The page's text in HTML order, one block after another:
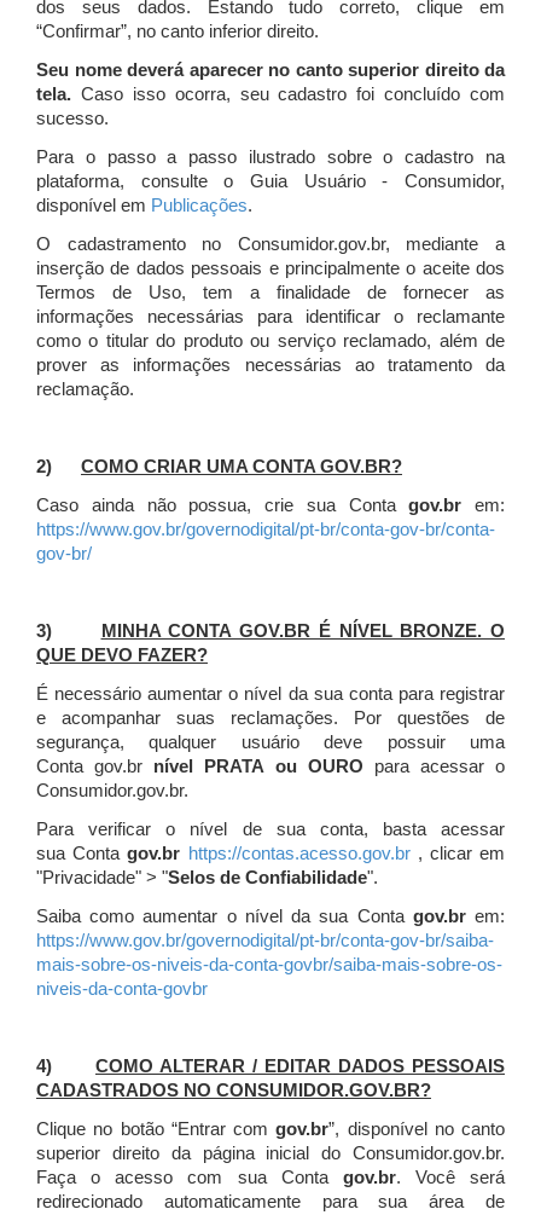
dos seus dados. Estando tudo correto, clique em
“Confirmar”, no canto inferior direito.
Seu nome deverá aparecer no canto superior direito da
tela. Caso isso ocorra, seu cadastro foi concluído com
sucesso.
Para o passo a passo ilustrado sobre o cadastro na
plataforma, consulte o Guia Usuário - Consumidor,
disponível em Publicações.
O cadastramento no Consumidor.gov.br, mediante a
inserção de dados pessoais e principalmente o aceite dos
Termos de Uso, tem a finalidade de fornecer as
informações necessárias para identificar o reclamante
como o titular do produto ou serviço reclamado, além de
prover as informações necessárias ao tratamento da
reclamação.
2) COMO CRIAR UMA CONTA GOV.BR?
Caso ainda não possua, crie sua Contagov.br em:
https://www.gov.br/governodigital/pt-br/conta-gov-br/conta-
gov-br/
3)
MINHA CONTA GOV.BR É NÍVEL BRONZE. O
QUE DEVO FAZER?
É necessário aumentar o nível da sua conta para registrar
e acompanhar suas reclamações. Por questões de
segurança, qualquer usuário deve possuir uma
Conta gov.br nível PRATA ou OURO para acessar o
Consumidor.gov.br.
Para verificar o nível de sua conta, basta acessar
sua Contagov.br https://contas.acesso.gov.br, clicar em
"Privacidade" > "Selos de Confiabilidade".
Saiba como aumentar o nível da sua Conta gov.brem:
https://www.gov.br/governodigital/pt-br/conta-gov-br/saiba-
mais-sobre-os-niveis-da-conta-govbr/saiba-mais-sobre-os-
niveis-da-conta-govbr
4) COMO ALTERAR / EDITAR DADOS PESSOAIS
CADASTRADOS NO CONSUMIDOR.GOV.BR?
Clique no botão “Entrar comgov.br”, disponível no canto
superior direito da página inicial do Consumidor.gov.br.
Faça o acesso com sua Conta gov.br. Você será
redirecionado automaticamente para sua área de